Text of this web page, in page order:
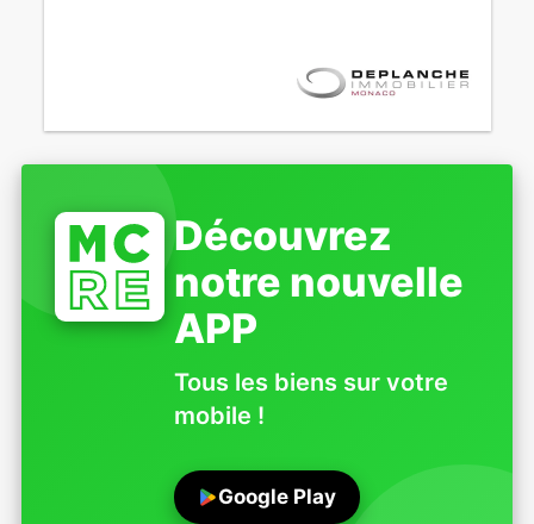
Découvrez
notre nouvelle
APP
Tous les biens sur votre
mobile !
Google Play